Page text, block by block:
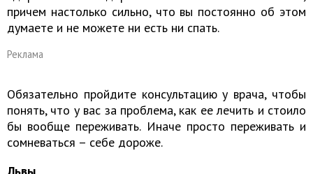
причем настолько сильно, что вы постоянно об этом
думаете и не можете ни есть ни спать.
Реклама
Обязательно пройдите консультацию у врача, чтобы
понять, что у вас за проблема, как ее лечить и стоило
бы вообще переживать. Иначе просто переживать и
сомневаться – себе дороже.